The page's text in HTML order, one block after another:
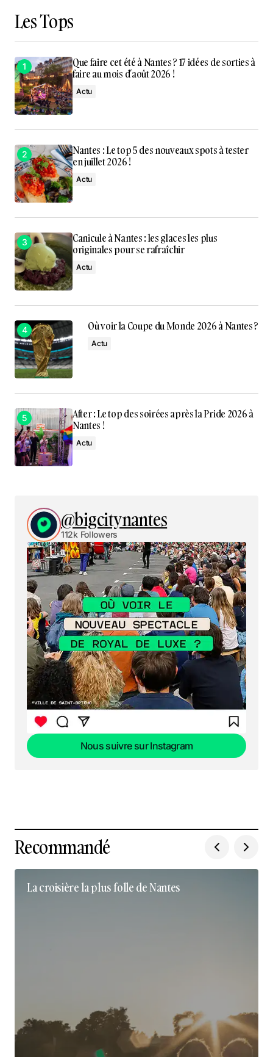
Les Tops
Que faire cet été à Nantes ? 17 idées de sorties à
faire au mois d’août 2026 !
Actu
Nantes : Le top 5 des nouveaux spots à tester
en juillet 2026 !
Actu
Canicule à Nantes : les glaces les plus
originales pour se rafraîchir
Actu
Où voir la Coupe du Monde 2026 à Nantes ?
Actu
After : Le top des soirées après la Pride 2026 à
Nantes !
Actu
@bigcitynantes
112k Followers
Nous suivre sur Instagram
Recommandé
La croisière la plus folle de Nantes